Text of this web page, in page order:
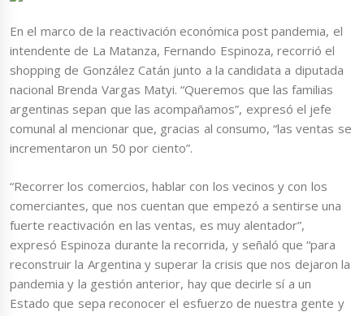
En el marco de la reactivación económica post pandemia, el
intendente de La Matanza, Fernando Espinoza, recorrió el
shopping de González Catán junto a la candidata a diputada
nacional Brenda Vargas Matyi. “Queremos que las familias
argentinas sepan que las acompañamos”, expresó el jefe
comunal al mencionar que, gracias al consumo, “las ventas se
incrementaron un 50 por ciento”.
“Recorrer los comercios, hablar con los vecinos y con los
comerciantes, que nos cuentan que empezó a sentirse una
fuerte reactivación en las ventas, es muy alentador”,
expresó Espinoza durante la recorrida, y señaló que “para
reconstruir la Argentina y superar la crisis que nos dejaron la
pandemia y la gestión anterior, hay que decirle sí a un
Estado que sepa reconocer el esfuerzo de nuestra gente y